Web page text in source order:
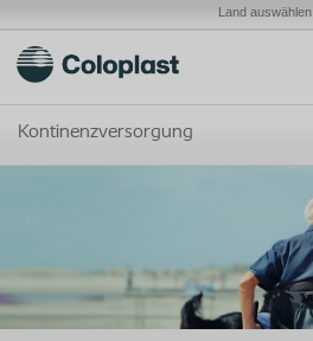
Land auswählen
Kontinenzversorgung